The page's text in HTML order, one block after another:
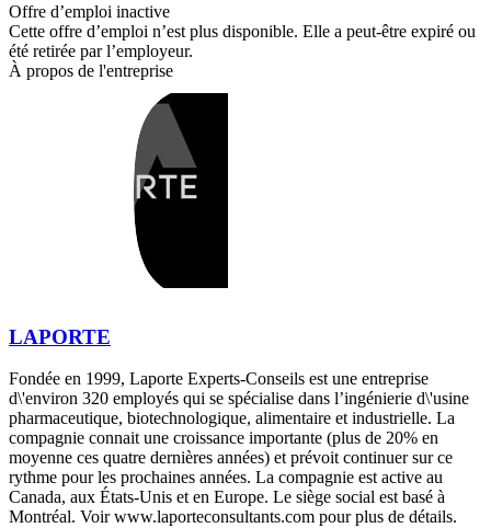
Offre d’emploi inactive
Cette offre d’emploi n’est plus disponible. Elle a peut-être expiré ou
été retirée par l’employeur.
À propos de l'entreprise
LAPORTE
Fondée en 1999, Laporte Experts-Conseils est une entreprise
d\'environ 320 employés qui se spécialise dans l’ingénierie d\'usine
pharmaceutique, biotechnologique, alimentaire et industrielle. La
compagnie connait une croissance importante (plus de 20% en
moyenne ces quatre dernières années) et prévoit continuer sur ce
rythme pour les prochaines années. La compagnie est active au
Canada, aux États-Unis et en Europe. Le siège social est basé à
Montréal. Voir www.laporteconsultants.com pour plus de détails.